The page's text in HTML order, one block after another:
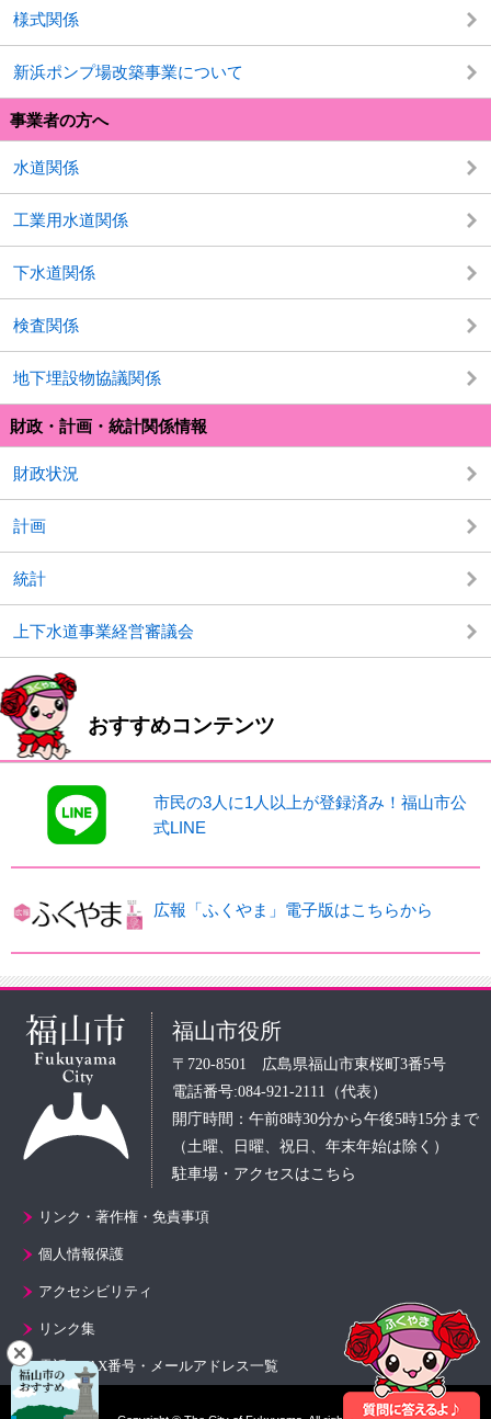
様式関係
新浜ポンプ場改築事業について
事業者の方へ
水道関係
工業用水道関係
下水道関係
検査関係
地下埋設物協議関係
財政・計画・統計関係情報
財政状況
計画
統計
上下水道事業経営審議会
おすすめコンテンツ
市民の3人に1人以上が登録済み！福山市公
式LINE
広報「ふくやま」電子版はこちらから
福山市役所
〒720-8501 広島県福山市東桜町3番5号
電話番号:084-921-2111（代表）
開庁時間：午前8時30分から午後5時15分まで
（土曜、日曜、祝日、年末年始は除く）
駐車場・アクセスはこちら
リンク・著作権・免責事項
個人情報保護
アクセシビリティ
リンク集
電話・FAX番号・メールアドレス一覧